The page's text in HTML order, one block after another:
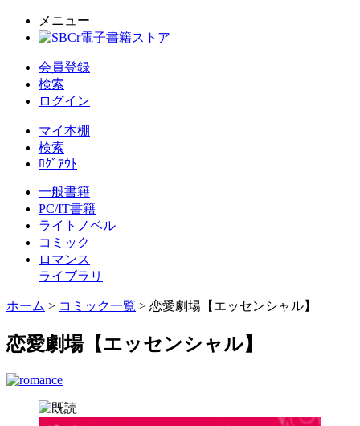
メニュー
会員登録
検索
ログイン
マイ本棚
検索
ﾛｸﾞｱｳﾄ
一般書籍
PC/IT書籍
ライトノベル
コミック
ロマンス
ライブラリ
ホーム > コミック一覧 > 恋愛劇場【エッセンシャル】
恋愛劇場【エッセンシャル】